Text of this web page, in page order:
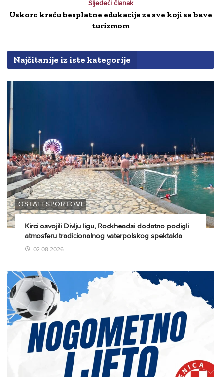
Sljedeći članak
Uskoro kreću besplatne edukacije za sve koji se bave
turizmom
Najčitanije iz iste kategorije
OSTALI SPORTOVI
Kirci osvojili Divlju ligu, Rockheadsi dodatno podigli
atmosferu tradicionalnog vaterpolskog spektakla
02.08.2026